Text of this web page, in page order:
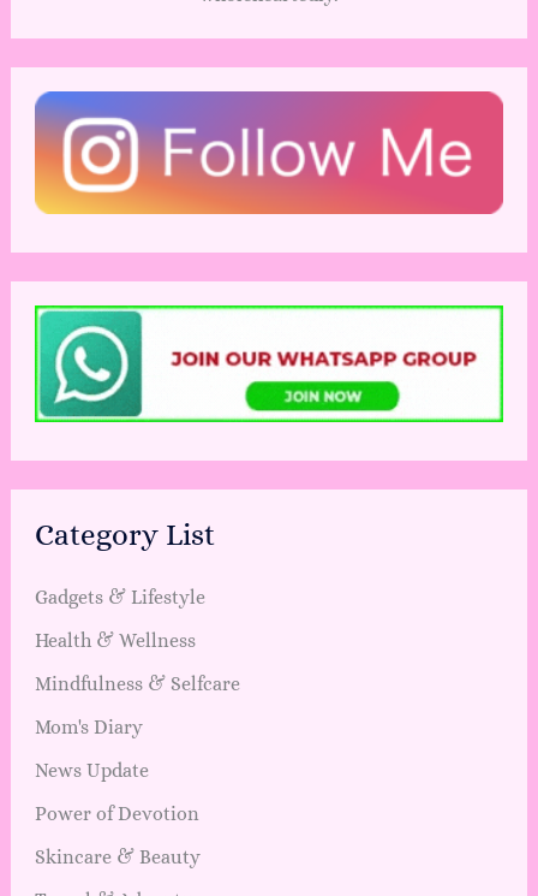
Category List
Gadgets & Lifestyle
Health & Wellness
Mindfulness & Selfcare
Mom's Diary
News Update
Power of Devotion
Skincare & Beauty